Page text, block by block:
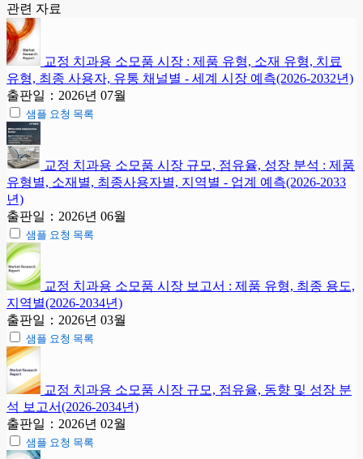
관련 자료
교정 치과용 소모품 시장 : 제품 유형, 소재 유형, 치료
유형, 최종 사용자, 유통 채널별 - 세계 시장 예측(2026-2032년)
출판일：2026년 07월
샘플 요청 목록
교정 치과용 소모품 시장 규모, 점유율, 성장 분석 : 제품
유형별, 소재별, 최종사용자별, 지역별 - 업계 예측(2026-2033
년)
출판일：2026년 06월
샘플 요청 목록
교정 치과용 소모품 시장 보고서 : 제품 유형, 최종 용도,
지역별(2026-2034년)
출판일：2026년 03월
샘플 요청 목록
교정 치과용 소모품 시장 규모, 점유율, 동향 및 성장 분
석 보고서(2026-2034년)
출판일：2026년 02월
샘플 요청 목록